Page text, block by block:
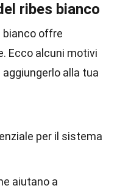
ribes bianco
bianco offre
Ecco alcuni motivi
alla tua
per il sistema
aiutano a